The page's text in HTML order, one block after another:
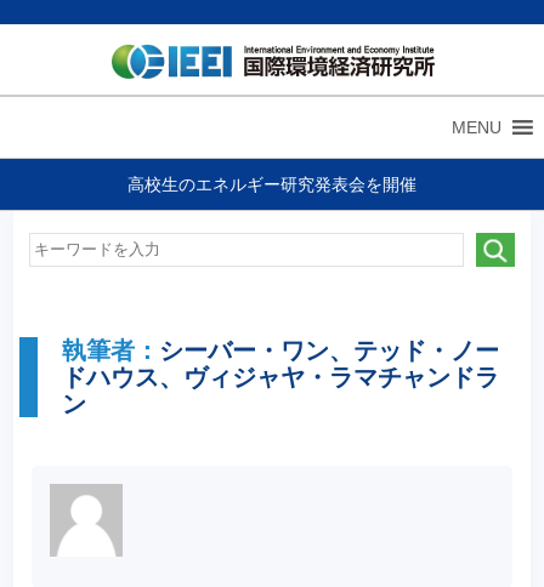
MENU
高校生のエネルギー研究発表会を開催
執筆者： シーバー・ワン、テッド・ノー
ドハウス、ヴィジャヤ・ラマチャンドラ
ン